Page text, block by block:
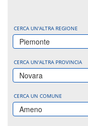
CERCA UN'ALTRA REGIONE
Piemonte
CERCA UN'ALTRA PROVINCIA
Novara
CERCA UN COMUNE
Ameno